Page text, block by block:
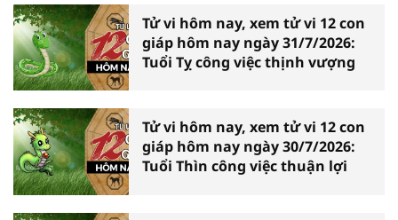
Tử vi hôm nay, xem tử vi 12 con
giáp hôm nay ngày 31/7/2026:
Tuổi Tỵ công việc thịnh vượng
Tử vi hôm nay, xem tử vi 12 con
giáp hôm nay ngày 30/7/2026:
Tuổi Thìn công việc thuận lợi